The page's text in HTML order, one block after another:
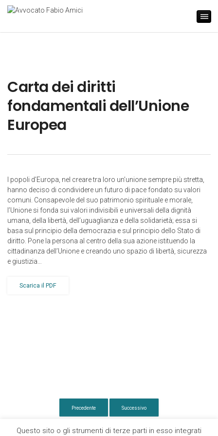
Carta dei diritti
fondamentali dell’Unione
Europea
I popoli d’Europa, nel creare tra loro un’unione sempre più stretta,
hanno deciso di condividere un futuro di pace fondato su valori
comuni. Consapevole del suo patrimonio spirituale e morale,
l’Unione si fonda sui valori indivisibili e universali della dignità
umana, della libertà, dell’uguaglianza e della solidarietà; essa si
basa sul principio della democrazia e sul principio dello Stato di
diritto. Pone la persona al centro della sua azione istituendo la
cittadinanza dell’Unione e creando uno spazio di libertà, sicurezza
e giustizia…
Scarica il PDF
Precedente Successivo
Questo sito o gli strumenti di terze parti in esso integrati